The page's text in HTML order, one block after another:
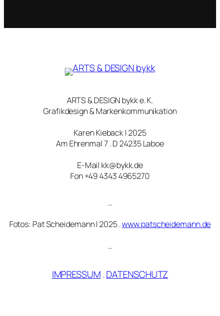
ARTS & DESIGN bykk e. K.
Grafikdesign & Markenkommunikation
Karen Kieback | 2025
Am Ehrenmal 7 . D 24235 Laboe
E-Mail kk@bykk.de
Fon +49 4343 4965270
…
Fotos: Pat Scheidemann | 2025 .www.patscheidemann.de
…
IMPRESSUM.DATENSCHUTZ